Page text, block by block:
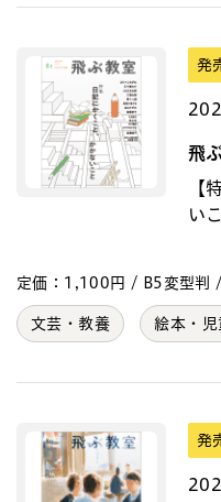
発
飛
【
い
定価：1,100円 / B5変型
文芸・教養 絵本・児
発